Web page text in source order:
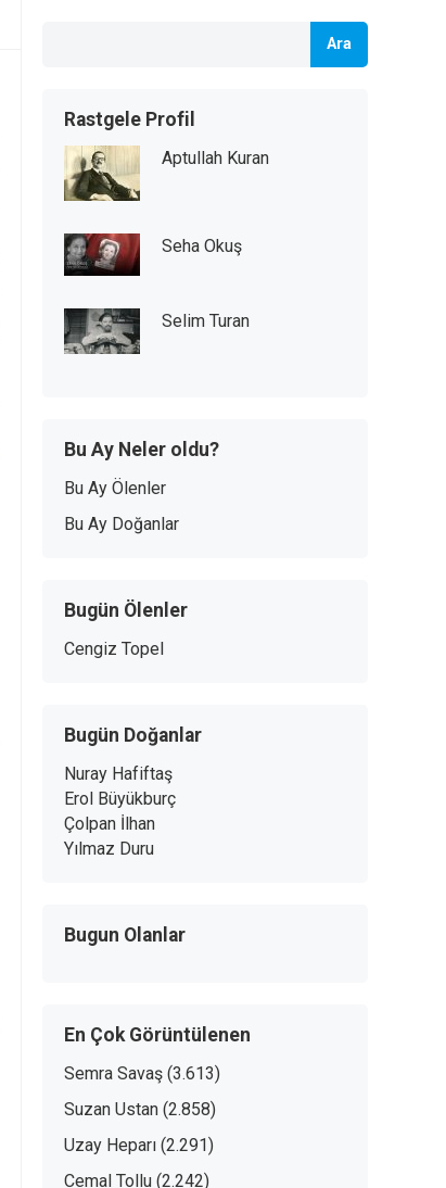
Ara
Rastgele Profil
Aptullah Kuran
Seha Okuş
Selim Turan
Bu Ay Neler oldu?
Bu Ay Ölenler
Bu Ay Doğanlar
Bugün Ölenler
Cengiz Topel
Bugün Doğanlar
Nuray Hafiftaş
Erol Büyükburç
Çolpan İlhan
Yılmaz Duru
Bugun Olanlar
En Çok Görüntülenen
Semra Savaş (3.613)
Suzan Ustan (2.858)
Uzay Heparı (2.291)
Cemal Tollu (2.242)